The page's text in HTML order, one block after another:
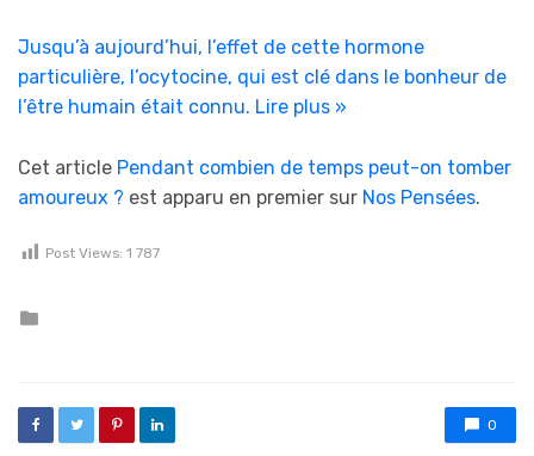
Jusqu’à aujourd’hui, l’effet de cette hormone
particulière, l’ocytocine, qui est clé dans le bonheur de
l’être humain était connu. Lire plus »
Cet article Pendant combien de temps peut-on tomber
amoureux ? est apparu en premier sur Nos Pensées.
Post Views: 1 787
0